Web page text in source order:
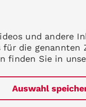
und andere
die genannten
finden Sie in
Auswahl